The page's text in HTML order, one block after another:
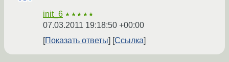
init_6 ★★★★★
07.03.2011 19:18:50 +00:00
Показать ответы
Ссылка